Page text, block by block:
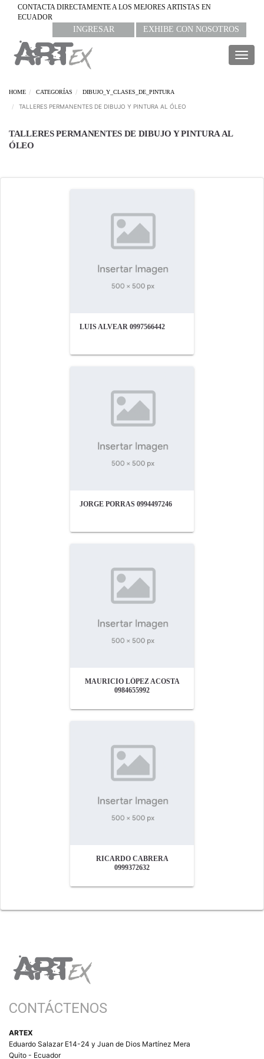
CONTACTA DIRECTAMENTE A LOS MEJORES ARTISTAS EN
ECUADOR
INGRESAR EXHIBE CON NOSOTROS
HOME CATEGORÍAS DIBUJO_Y_CLASES_DE_PINTURA
TALLERES PERMANENTES DE DIBUJO Y PINTURA AL ÓLEO
TALLERES PERMANENTES DE DIBUJO Y PINTURA AL
ÓLEO
LUIS ALVEAR 0997566442
JORGE PORRAS 0994497246
MAURICIO LÓPEZ ACOSTA
0984655992
RICARDO CABRERA
0999372632
CONTÁCTENOS
ARTEX
Eduardo Salazar E14-24 y Juan de Dios Martínez Mera
Quito - Ecuador